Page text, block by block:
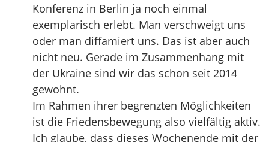
Konferenz in Berlin ja noch einmal
exemplarisch erlebt. Man verschweigt uns
oder man diffamiert uns. Das ist aber auch
nicht neu. Gerade im Zusammenhang mit
der Ukraine sind wir das schon seit 2014
gewohnt.
Im Rahmen ihrer begrenzten Möglichkeiten
ist die Friedensbewegung also vielfältig aktiv.
Ich glaube, dass dieses Wochenende mit der